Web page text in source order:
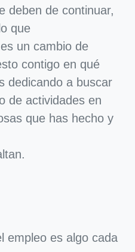
deben de continuar,
que
un cambio de
contigo en qué
dedicando a buscar
de actividades en
que has hecho y
empleo es algo cada